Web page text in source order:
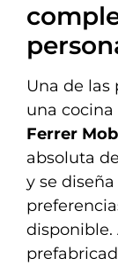
Una de
una
Ferrer
absoluta
y se
disponible.